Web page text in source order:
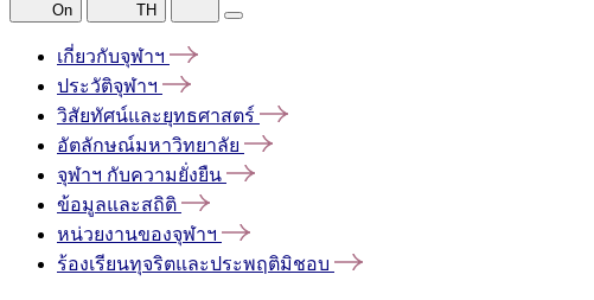
On TH
เกี่ยวกับจุฬาฯ
ประวัติจุฬาฯ
วิสัยทัศน์และยุทธศาสตร์
อัตลักษณ์มหาวิทยาลัย
จุฬาฯ กับความยั่งยืน
ข้อมูลและสถิติ
หน่วยงานของจุฬาฯ
ร้องเรียนทุจริตและประพฤติมิชอบ